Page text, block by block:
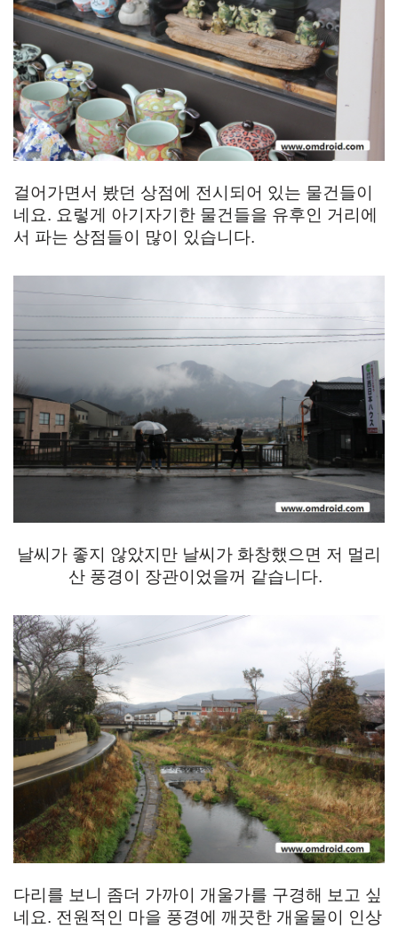
걸어가면서 봤던 상점에 전시되어 있는 물건들이
네요. 요렇게 아기자기한 물건들을 유후인 거리에
서 파는 상점들이 많이 있습니다.
날씨가 좋지 않았지만 날씨가 화창했으면 저 멀리
산 풍경이 장관이었을꺼 같습니다.
다리를 보니 좀더 가까이 개울가를 구경해 보고 싶
네요. 전원적인 마을 풍경에 깨끗한 개울물이 인상